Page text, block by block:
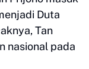
Duta
Tan
nasional pada